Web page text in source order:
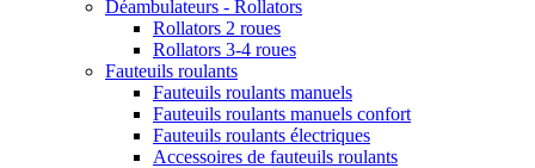
Déambulateurs - Rollators
Rollators 2 roues
Rollators 3-4 roues
Fauteuils roulants
Fauteuils roulants manuels
Fauteuils roulants manuels confort
Fauteuils roulants électriques
Accessoires de fauteuils roulants